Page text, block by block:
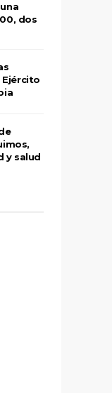
dos
Ejército
y salud